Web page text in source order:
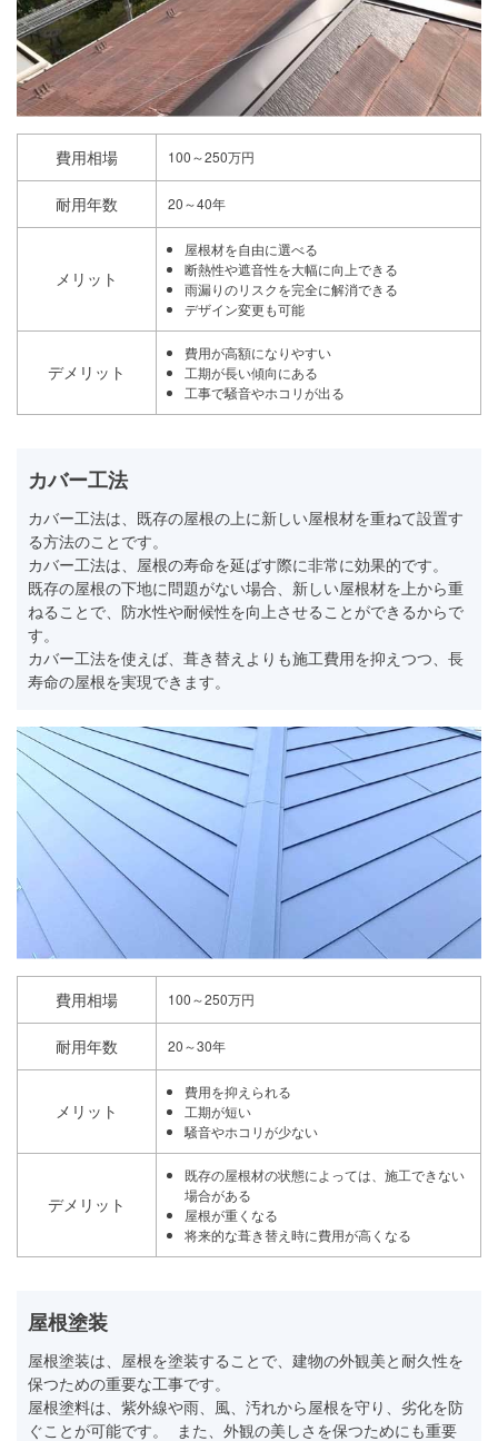
費用相場 100～250万円
耐用年数 20～40年
メリット
屋根材を自由に選べる
断熱性や遮音性を大幅に向上できる
雨漏りのリスクを完全に解消できる
デザイン変更も可能
デメリット
費用が高額になりやすい
工期が長い傾向にある
工事で騒音やホコリが出る
カバー工法
カバー工法は、既存の屋根の上に新しい屋根材を重ねて設置す
る方法のことです。
カバー工法は、屋根の寿命を延ばす際に非常に効果的です。
既存の屋根の下地に問題がない場合、新しい屋根材を上から重
ねることで、防水性や耐候性を向上させることができるからで
す。
カバー工法を使えば、葺き替えよりも施工費用を抑えつつ、長
寿命の屋根を実現できます。
費用相場 100～250万円
耐用年数 20～30年
メリット
費用を抑えられる
工期が短い
騒音やホコリが少ない
デメリット
既存の屋根材の状態によっては、施工できない
場合がある
屋根が重くなる
将来的な葺き替え時に費用が高くなる
屋根塗装
屋根塗装は、屋根を塗装することで、建物の外観美と耐久性を
保つための重要な工事です。
屋根塗料は、紫外線や雨、風、汚れから屋根を守り、劣化を防
ぐことが可能です。 また、外観の美しさを保つためにも重要